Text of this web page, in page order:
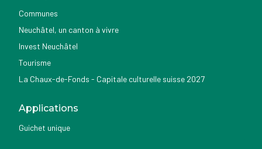
Communes
Neuchâtel, un canton à vivre
Invest Neuchâtel
Tourisme
La Chaux-de-Fonds - Capitale culturelle suisse 2027
Applications
Guichet unique